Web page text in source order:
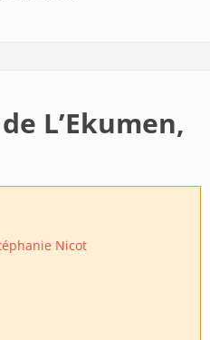
L’Ekumen,
Nicot